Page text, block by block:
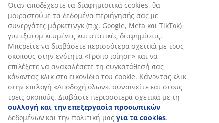
Όταν αποδέχεστε τα διαφημιστικά cookies, θα
μοιραστούμε τα δεδομένα περιήγησής σας με
συνεργάτες μάρκετινγκ (π.χ. Google, Meta και TikTok)
για εξατομικευμένες και στατικές διαφημίσεις.
Μπορείτε να διαβάσετε περισσότερα σχετικά με τους
σκοπούς στην ενότητα «Τροποποίηση» και να
επιλέξετε να ανακαλέσετε τη συγκατάθεσή σας
κάνοντας κλικ στο εικονίδιο του cookie. Κάνοντας κλικ
στην επιλογή «Αποδοχή όλων», συναινείτε και στους
τρεις σκοπούς. Διαβάστε περισσότερα σχετικά με τη
συλλογή και την επεξεργασία προσωπικών
δεδομένων και την πολιτική μας για τα cookies.